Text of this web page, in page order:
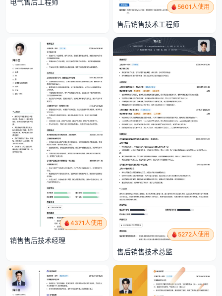
电气售后工程师
5601人使用
售后销售技术工程师
4371人使用
销售售后技术经理
5272人使用
售后销售技术总监